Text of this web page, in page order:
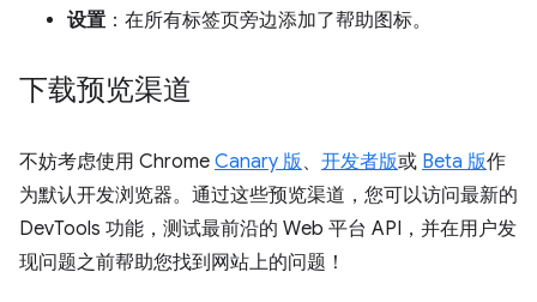
设置 ：在所有标签页旁边添加了帮助图标。
下载预览渠道
不妨考虑使用 Chrome Canary 版、 开发者版或 Beta 版作
为默认开发浏览器。通过这些预览渠道，您可以访问最新的
DevTools 功能，测试最前沿的 Web 平台 API，并在用户发
现问题之前帮助您找到网站上的问题！